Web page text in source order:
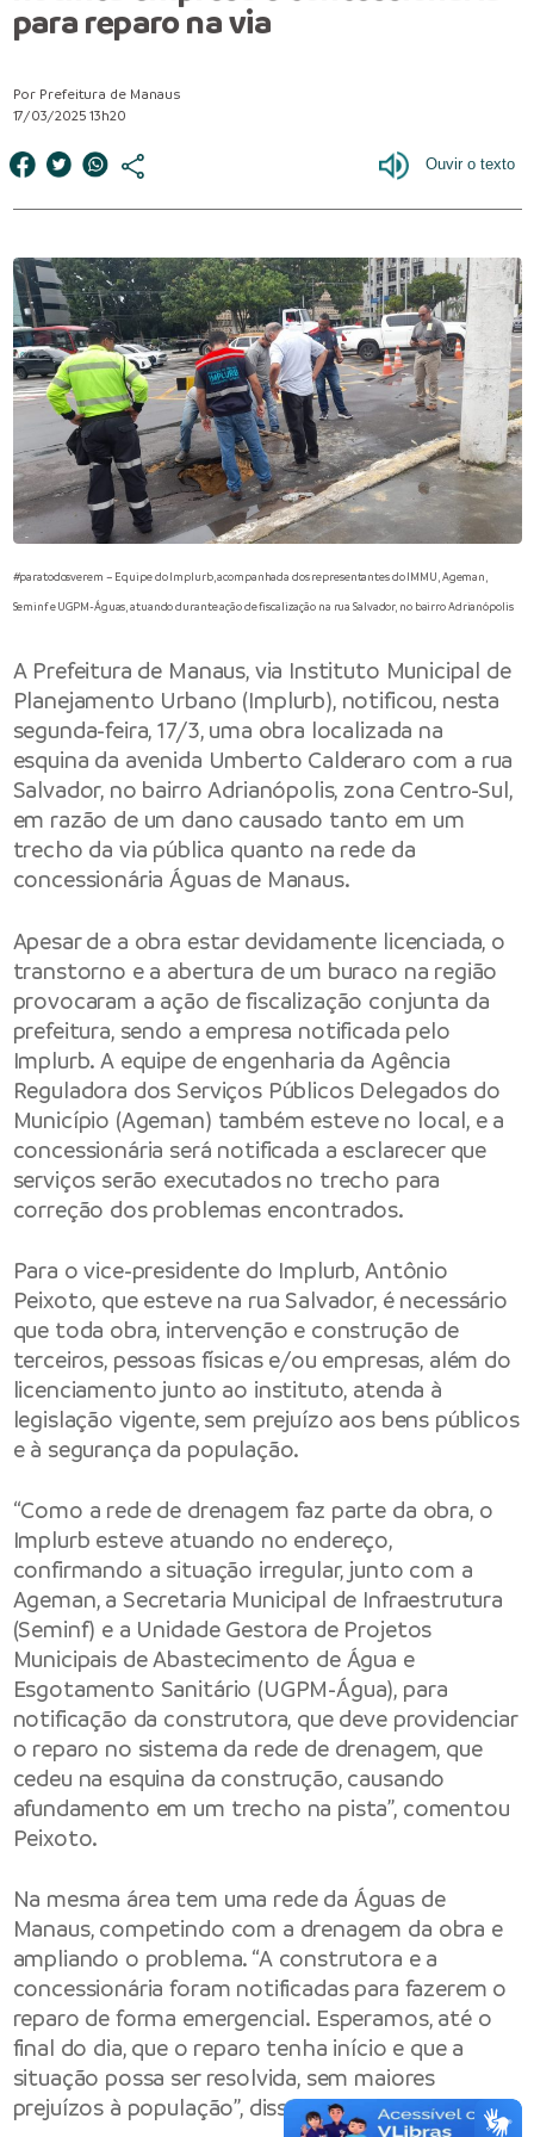
para reparo na via
Por Prefeitura de Manaus
17/03/2025 13h20
#paratodosverem – Equipe do Implurb, acompanhada dos representantes do IMMU, Ageman,
Seminf e UGPM-Águas, atuando durante ação de fiscalização na rua Salvador, no bairro Adrianópolis
A Prefeitura de Manaus, via Instituto Municipal de
Planejamento Urbano (Implurb), notificou, nesta
segunda-feira, 17/3, uma obra localizada na
esquina da avenida Umberto Calderaro com a rua
Salvador, no bairro Adrianópolis, zona Centro-Sul,
em razão de um dano causado tanto em um
trecho da via pública quanto na rede da
concessionária Águas de Manaus.
Apesar de a obra estar devidamente licenciada, o
transtorno e a abertura de um buraco na região
provocaram a ação de fiscalização conjunta da
prefeitura, sendo a empresa notificada pelo
Implurb. A equipe de engenharia da Agência
Reguladora dos Serviços Públicos Delegados do
Município (Ageman) também esteve no local, e a
concessionária será notificada a esclarecer que
serviços serão executados no trecho para
correção dos problemas encontrados.
Para o vice-presidente do Implurb, Antônio
Peixoto, que esteve na rua Salvador, é necessário
que toda obra, intervenção e construção de
terceiros, pessoas físicas e/ou empresas, além do
licenciamento junto ao instituto, atenda à
legislação vigente, sem prejuízo aos bens públicos
e à segurança da população.
“Como a rede de drenagem faz parte da obra, o
Implurb esteve atuando no endereço,
confirmando a situação irregular, junto com a
Ageman, a Secretaria Municipal de Infraestrutura
(Seminf) e a Unidade Gestora de Projetos
Municipais de Abastecimento de Água e
Esgotamento Sanitário (UGPM-Água), para
notificação da construtora, que deve providenciar
o reparo no sistema da rede de drenagem, que
cedeu na esquina da construção, causando
afundamento em um trecho na pista”, comentou
Peixoto.
Na mesma área tem uma rede da Águas de
Manaus, competindo com a drenagem da obra e
ampliando o problema. “A construtora e a
concessionária foram notificadas para fazerem o
reparo de forma emergencial. Esperamos, até o
final do dia, que o reparo tenha início e que a
situação possa ser resolvida, sem maiores
prejuízos à população”, disse o vice-presidente.